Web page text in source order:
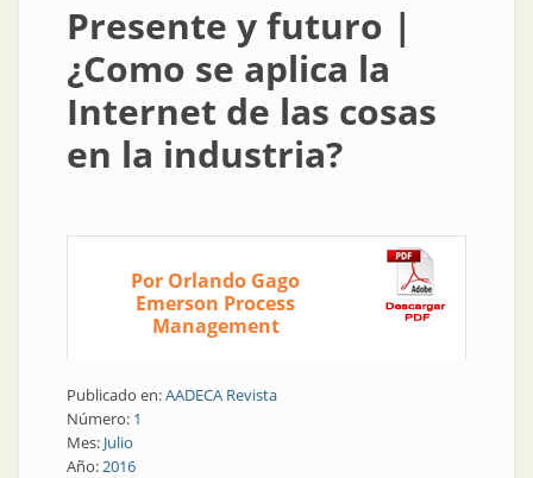
Presente y futuro |
¿Como se aplica la
Internet de las cosas
en la industria?
Por Orlando Gago
Emerson Process
Management
Publicado en:AADECA Revista
Número: 1
Mes: Julio
Año:2016